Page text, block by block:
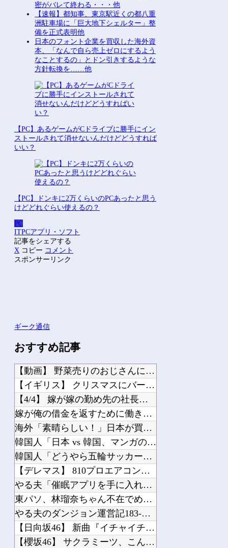
密がバレて終わる・・・他
【速報】都知事、東京駅近くの都八重
洲駐車場に「巨大地下シェルター」整
備を正式表明他
日本のフォント企業を買収した海外資
本、「なんで自ら売上ゼロにするよう
なことするの」とドン引きするような
方針転換を……他
【PC】あるゲームがCドライブに勝手にイン
ストールされて消せないんだけどどうすれば
いい？
【PC】ドンキに2万くらいのPCあったと思う
けどどれぐらい使えるの？
PC
ITPCアプリ・ソフト
記事をシェアする
X コピー コメント
スポンサーリンク
ギーク通信
おすすめ記事
【動画】 野菜売りのおじさんにドローンを特攻させるおそロシア。
【イギリス】 クリスマスにバーで乱闘騒ぎが勃発
【4/4】 嫁が嫁の勤め先の社長と不倫している。証拠を掴む前に嫁から離婚を切り出...
嫁が俺の借金を返すために働きに出てるんだが、化粧して夜出かけていく嫁を見ると腹が...
海外「素晴らしい！」日本が買収したUSスチール驚異の大復活に米国人が大喜び
韓国人「日本 vs 韓国、マンガのキャラクターの違い」
韓国人「どうやら五輪サッカー日韓戦でも審判の接待があった模様…」→「メダル剥奪な...
【デレマス】 810プロエアコン騒動【ぷちかれシリーズ】
やる夫「催眠アプリを手に入れたんだけど……これ必要だった？」 第29話
東パソ、林瑠奈ちゃん不在でめっちゃ巻くｗｗｗ【乃木坂46】
やる夫のダンジョン運営記183-雑談所ネタ118 懺悔小ネタ「創刻のファイアホイ...
【日向坂46】 新曲『イチャイチャ虫』←センターは・・・【18thシングル】
【櫻坂46】 サクラミーツ、こんなぎ加入である変化が...【公開収録レポ】